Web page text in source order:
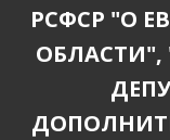
РСФСР "О